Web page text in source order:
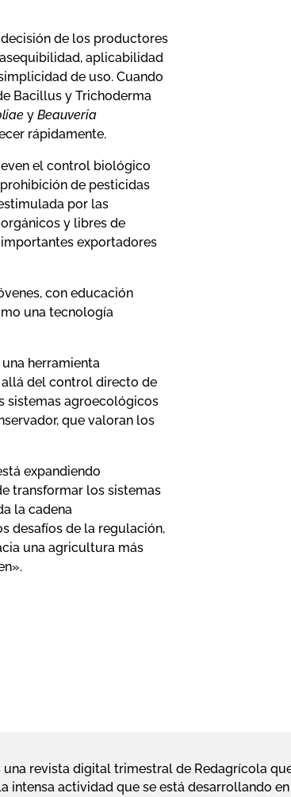
de los productores
aplicabilidad
de uso. Cuando
Bacillus y Trichoderma
y Beauveria
rápidamente.
el control biológico
de pesticidas
por las
y libres de
exportadores
con educación
una tecnología
herramienta
allá del control directo de
sistemas agroecológicos
que valoran los
expandiendo
transformar los sistemas
la cadena
desafíos de la regulación,
una agricultura más
revista digital trimestral de Redagrícola
intensa actividad que se está desarrollando